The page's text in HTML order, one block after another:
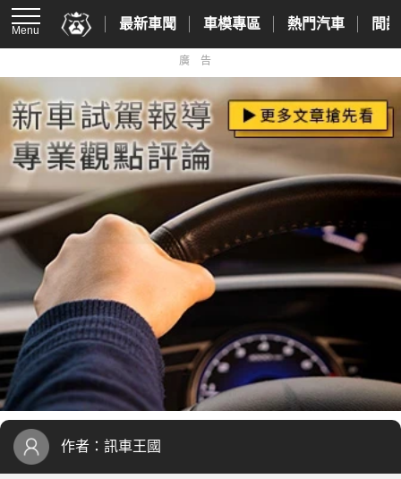
Menu 最新車聞 車模專區 熱門汽車 間
廣告
作者： 訊車王國